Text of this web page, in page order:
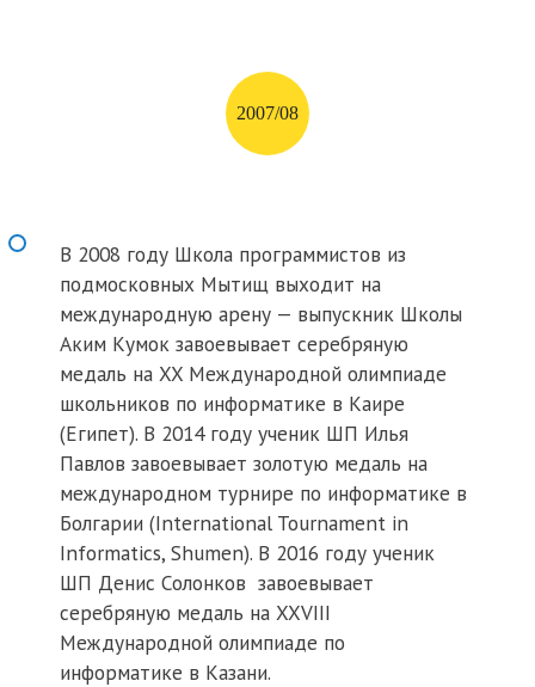
2007/08
В 2008 году Школа программистов из
подмосковных Мытищ выходит на
международную арену — выпускник Школы
Аким Кумок завоевывает серебряную
медаль на XX Международной олимпиаде
школьников по информатике в Каире
(Египет). В 2014 году ученик ШП Илья
Павлов завоевывает золотую медаль на
международном турнире по информатике в
Болгарии (International Tournament in
Informatics, Shumen). В 2016 году ученик
ШП Денис Солонков завоевывает
серебряную медаль на XXVIII
Международной олимпиаде по
информатике в Казани.